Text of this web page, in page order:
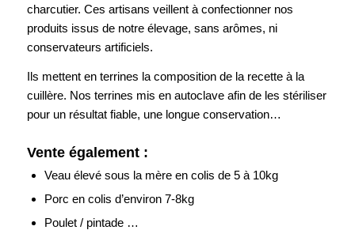
charcutier. Ces artisans veillent à confectionner nos
produits issus de notre élevage, sans arômes, ni
conservateurs artificiels.
Ils mettent en terrines la composition de la recette à la
cuillère. Nos terrines mis en autoclave afin de les stériliser
pour un résultat fiable, une longue conservation…
Vente également :
Veau élevé sous la mère en colis de 5 à 10kg
Porc en colis d’environ 7-8kg
Poulet / pintade …